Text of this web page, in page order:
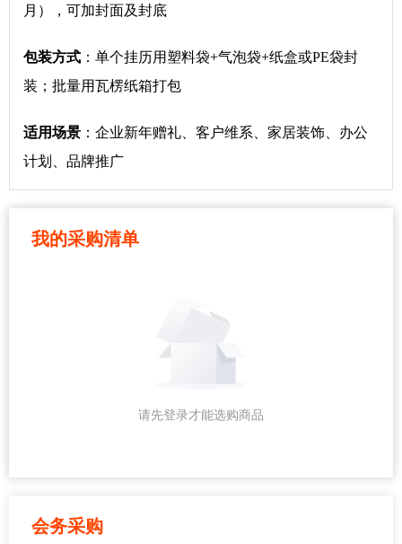
月），可加封面及封底
包装方式 ：单个挂历用塑料袋+气泡袋+纸盒或PE袋封
装；批量用瓦楞纸箱打包
适用场景 ：企业新年赠礼、客户维系、家居装饰、办公
计划、品牌推广
我的采购清单
请先登录才能选购商品
会务采购